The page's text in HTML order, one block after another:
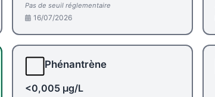
Pas de seuil réglementaire
16/07/2026
Phénantrène
<0,005 µg/L